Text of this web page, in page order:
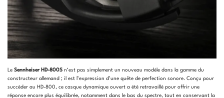
Le Sennheiser HD-800S n’est pas simplement un nouveau modèle dans la gamme du
constructeur allemand ; il est l’expression d’une quête de perfection sonore. Conçu pour
succéder au HD-800, ce casque dynamique ouvert a été retravaillé pour offrir une
réponse encore plus équilibrée, notamment dans le bas du spectre, tout en conservant la